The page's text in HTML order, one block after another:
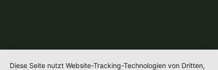
Diese Seite nutzt Website-Tracking-Technologien von Dritten,